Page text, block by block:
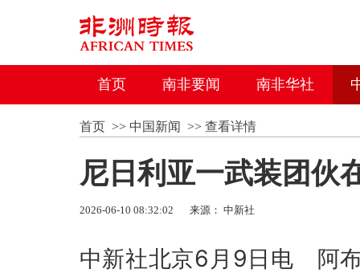
首页 南非要闻 南非华社
首页>> 中国新闻 >> 查看详情
尼日利亚一武装团伙
2026-06-10 08:32:02 来源： 中新社
中新社北京6月9日电 阿